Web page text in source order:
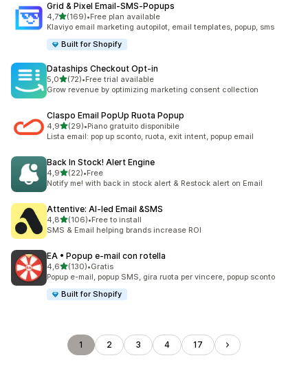
Grid & Pixel Email‑SMS‑Popups
4,7stelle su 5
(169)
169 recensioni totali
•Free plan available
Klaviyo email marketing autopilot, email templates, popup, sms
Built for Shopify
Dataships Checkout Opt‑in
5,0stelle su 5
(72)
72 recensioni totali
•Free trial available
Grow revenue by optimizing marketing consent collection
Claspo Email PopUp Ruota Popup
4,9stelle su 5
(29)
29 recensioni totali
•Piano gratuito disponibile
Lista email: pop up sconto, ruota, exit intent, popup email
Back In Stock! Alert Engine
4,9stelle su 5
(22)
22 recensioni totali
•Free
Notify me! with back in stock alert & Restock alert on Email
Attentive: AI‑led Email &SMS
4,8stelle su 5
(106)
106 recensioni totali
•Free to install
SMS & Email helping brands increase ROI
EA • Popup e‑mail con rotella
4,6stelle su 5
(130)
130 recensioni totali
•Gratis
Popup e-mail, popup SMS, gira ruota per vincere, popup sconto
Built for Shopify
1 2 3 4 17